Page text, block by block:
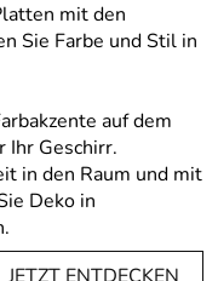
mit den
Sie Farbe und Stil in
auf dem
Ihr Geschirr.
in den Raum und mit
Deko in